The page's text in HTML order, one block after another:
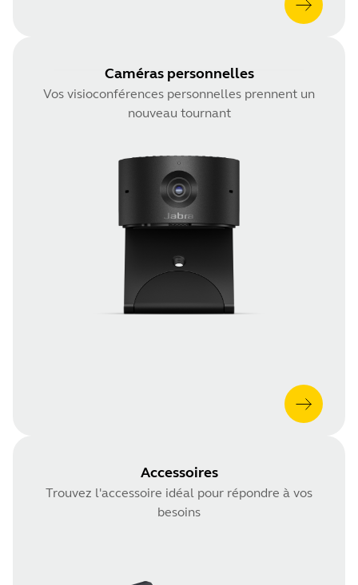
Caméras personnelles
Vos visioconférences personnelles prennent un
nouveau tournant
Accessoires
Trouvez l'accessoire idéal pour répondre à vos
besoins